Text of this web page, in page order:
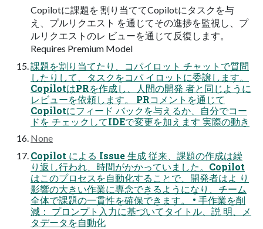
Copilotに課題を 割り当ててCopilotにタスクを与
え、プルリクエスト を通じてその進捗を監視し、プ
ルリクエストのレ ビューを通じて反復します。
Requires Premium Model
課題を割り当てたり、コパイロット チャットで質問
したりして、タスクをコパ イロットに委譲します。
CopilotはPRを作成し、人間の開発 者と同じように
レビューを依頼します。 PRコメントを通じて
Copilotにフィード バックを与えるか、自分でコー
ドを チェックしてIDEで変更を加えます 実際の動き
None
Copilot による Issue 生成 従来、課題の作成は繰
り返し行われ、時間がかかっていました。Copilot
はこのプロセスを自動化することで、開発者はよ り
影響の大きい作業に専念できるようになり、チーム
全体で課題の一貫性を確保できます。 • 手作業を削
減： プロンプト入力に基づいてタイトル、説 明、メ
タデータを自動化